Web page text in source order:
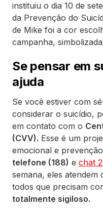
instituiu o dia 10 de
da Prevenção do
de Mike foi a cor
campanha,
Se pensar em
ajuda
Se você estiver com
considerar o suicídio,
em contato com o
(CVV). Esse é um
emocional e
telefone (188) e chat
semana, eles
todos que precisam
totalmente sigiloso.